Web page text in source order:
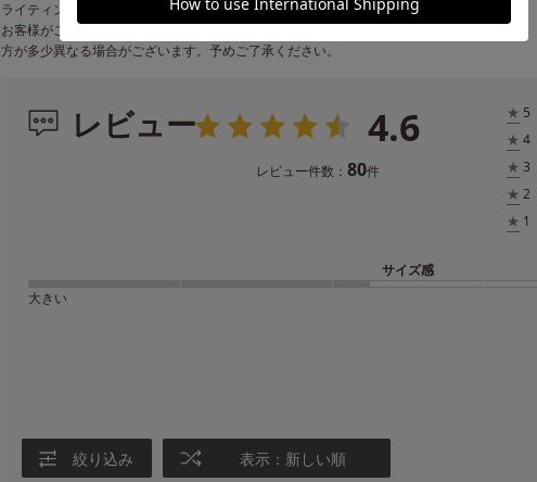
ライティング等により実際の色と異なる場合がございます。また、商品の色は
お客様がご覧になっているモニター・画面環境などの関係上、実際の色と見え
方が多少異なる場合がございます。予めご了承ください。
レビュー 4.6
レビュー件数： 80件
★ 5
★ 4
★ 3
★ 2
★ 1
サイズ感
大きい
絞り込み 表示：新しい順